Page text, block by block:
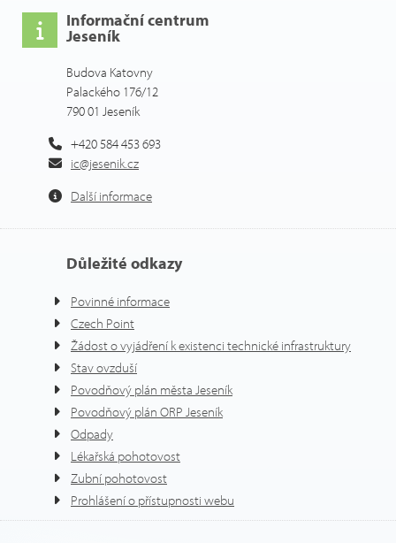
Informační centrum
Jeseník
Budova Katovny
Palackého 176/12
790 01 Jeseník
+420 584 453 693
ic@jesenik.cz
Další informace
Důležité odkazy
Povinné informace
Czech Point
Žádost o vyjádření k existenci technické infrastruktury
Stav ovzduší
Povodňový plán města Jeseník
Povodňový plán ORP Jeseník
Odpady
Lékařská pohotovost
Zubní pohotovost
Prohlášení o přístupnosti webu